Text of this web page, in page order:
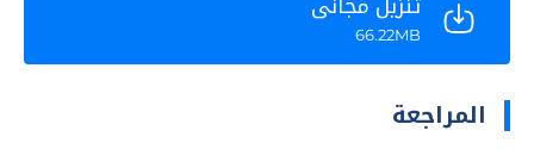
تنزيل مجاني
66.22MB
المراجعة